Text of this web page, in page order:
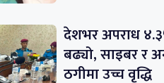
देशभर अपराध
बढ्यो, साइबर र
ठगीमा उच्च वृद्धि